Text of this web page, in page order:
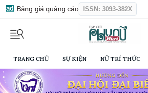
Bảng giá quảng cáo ISSN: 3093-382X
TRANG CHỦ SỰ KIỆN NỮ TRÍ THỨC